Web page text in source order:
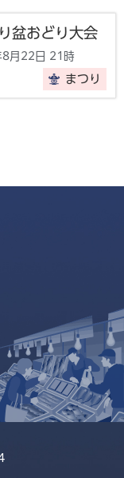
盆おどり大会
月22日 21時
まつり